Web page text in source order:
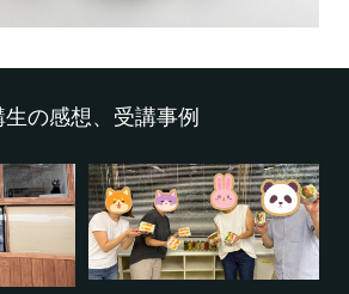
生の感想、受講事例